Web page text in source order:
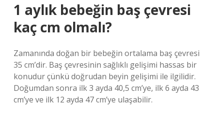
1 aylık bebeğin baş çevresi
kaç cm olmalı?
Zamanında doğan bir bebeğin ortalama baş çevresi
35 cm’dir. Baş çevresinin sağlıklı gelişimi hassas bir
konudur çünkü doğrudan beyin gelişimi ile ilgilidir.
Doğumdan sonra ilk 3 ayda 40,5 cm’ye, ilk 6 ayda 43
cm’ye ve ilk 12 ayda 47 cm’ye ulaşabilir.